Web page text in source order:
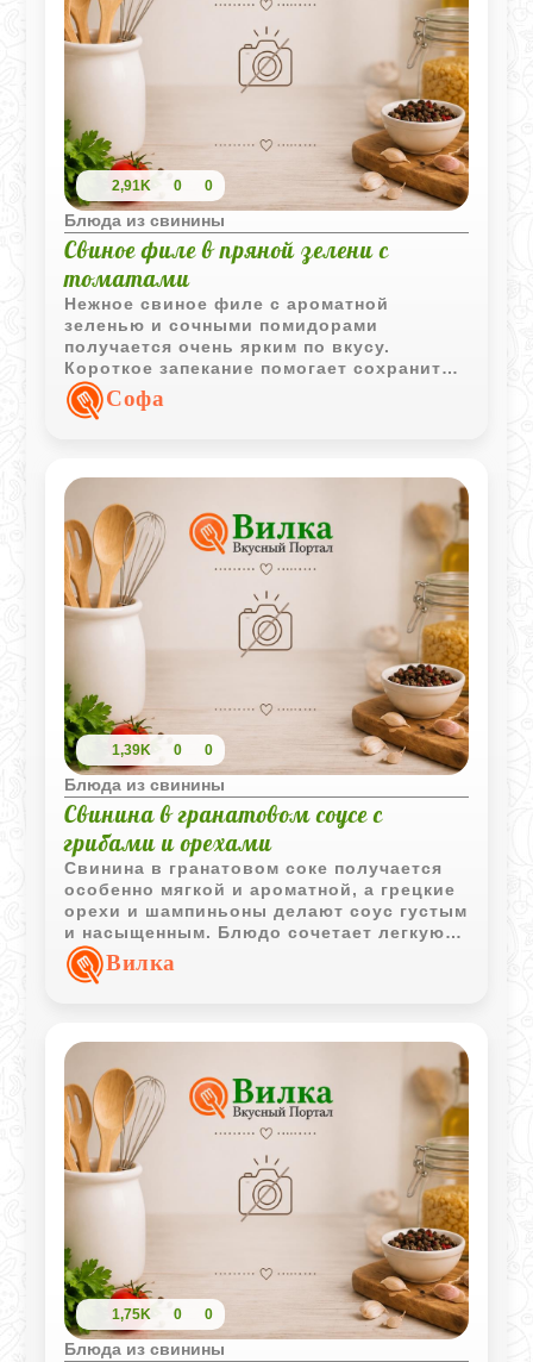
2,91K 0 0
Блюда из свинины
Свиное филе в пряной зелени с
томатами
Нежное свиное филе с ароматной
зеленью и сочными помидорами
получается очень ярким по вкусу.
Короткое запекание помогает сохранить
мясо мягким, а сметанный соус делает
блюдо особенно домашним и уютным.
Софа
1,39K 0 0
Блюда из свинины
Свинина в гранатовом соусе с
грибами и орехами
Свинина в гранатовом соке получается
особенно мягкой и ароматной, а грецкие
орехи и шампиньоны делают соус густым
и насыщенным. Блюдо сочетает легкую
фруктовую кислинку, пряности и
глубокий мясной вкус.
Вилка
1,75K 0 0
Блюда из свинины